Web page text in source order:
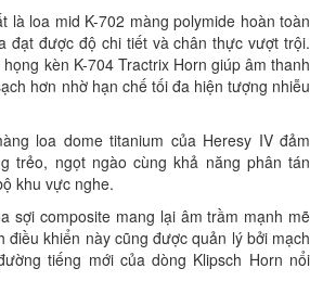
là loa mid K-702 màng polymide hoàn toàn
đạt được độ chi tiết và chân thực vượt trội.
kèn K-704 Tractrix Horn giúp âm thanh
hơn nhờ hạn chế tối đa hiện tượng nhiễu
loa dome titanium của Heresy IV đảm
trẻo, ngọt ngào cùng khả năng phân tán
khu vực nghe.
sợi composite mang lại âm trầm mạnh mẽ
điều khiển này cũng được quản lý bởi mạch
tiếng mới của dòng Klipsch Horn nổi